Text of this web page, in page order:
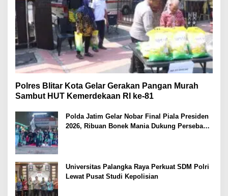
Polres Blitar Kota Gelar Gerakan Pangan Murah
Sambut HUT Kemerdekaan RI ke-81
Polda Jatim Gelar Nobar Final Piala Presiden
2026, Ribuan Bonek Mania Dukung Persebaya
Universitas Palangka Raya Perkuat SDM Polri
Lewat Pusat Studi Kepolisian